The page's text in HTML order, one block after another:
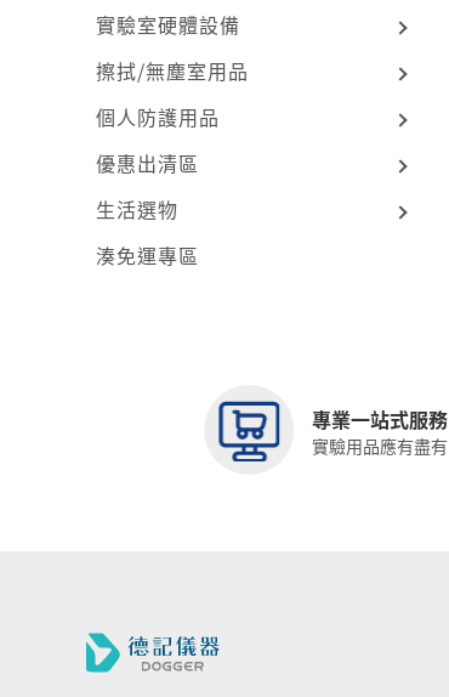
實驗室硬體設備
擦拭/無塵室用品
個人防護用品
優惠出清區
生活選物
湊免運專區
專業一站式服務
實驗用品應有盡有